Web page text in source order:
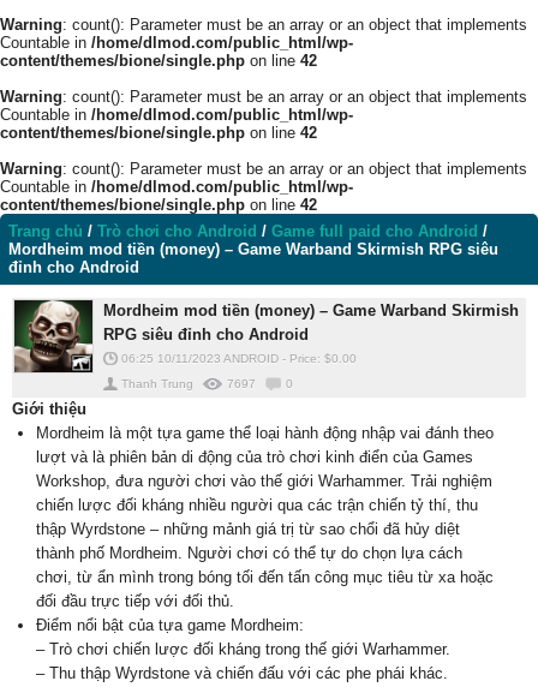
Warning: count(): Parameter must be an array or an object that implements
Countable in /home/dlmod.com/public_html/wp-
content/themes/bione/single.php on line 42
Warning: count(): Parameter must be an array or an object that implements
Countable in /home/dlmod.com/public_html/wp-
content/themes/bione/single.php on line 42
Warning: count(): Parameter must be an array or an object that implements
Countable in /home/dlmod.com/public_html/wp-
content/themes/bione/single.php on line 42
Trang chủ / Trò chơi cho Android / Game full paid cho Android /
Mordheim mod tiền (money) – Game Warband Skirmish RPG siêu
đỉnh cho Android
Mordheim mod tiền (money) – Game Warband Skirmish
RPG siêu đỉnh cho Android
06:25 10/11/2023 ANDROID - Price: $0.00
Thanh Trung
7697 0
Giới thiệu
Mordheim là một tựa game thể loại hành động nhập vai đánh theo
lượt và là phiên bản di động của trò chơi kinh điển của Games
Workshop, đưa người chơi vào thế giới Warhammer. Trải nghiệm
chiến lược đối kháng nhiều người qua các trận chiến tỷ thí, thu
thập Wyrdstone – những mảnh giá trị từ sao chổi đã hủy diệt
thành phố Mordheim. Người chơi có thể tự do chọn lựa cách
chơi, từ ẩn mình trong bóng tối đến tấn công mục tiêu từ xa hoặc
đối đầu trực tiếp với đối thủ.
Điểm nổi bật của tựa game Mordheim:
– Trò chơi chiến lược đối kháng trong thế giới Warhammer.
– Thu thập Wyrdstone và chiến đấu với các phe phái khác.